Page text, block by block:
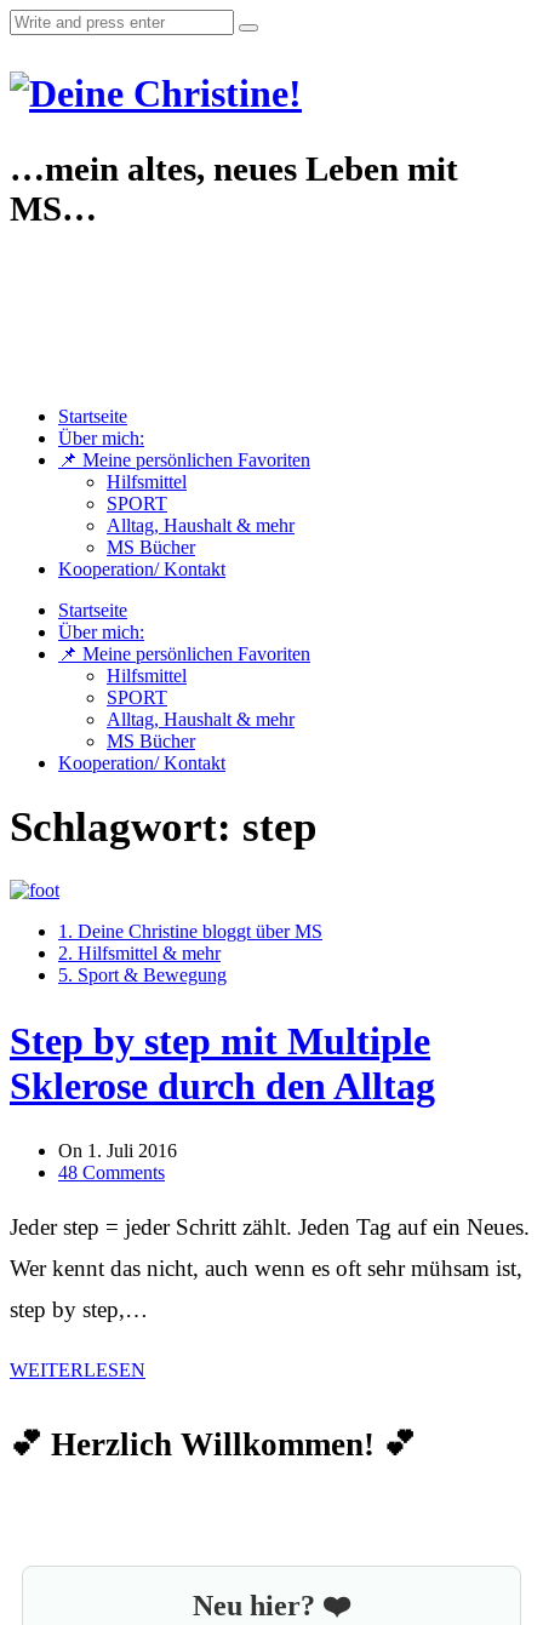
…mein altes, neues Leben mit
MS…
Startseite
Über mich:
📌 Meine persönlichen Favoriten
Hilfsmittel
SPORT
Alltag, Haushalt & mehr
MS Bücher
Kooperation/ Kontakt
Startseite
Über mich:
📌 Meine persönlichen Favoriten
Hilfsmittel
SPORT
Alltag, Haushalt & mehr
MS Bücher
Kooperation/ Kontakt
Schlagwort: step
1. Deine Christine bloggt über MS
2. Hilfsmittel & mehr
5. Sport & Bewegung
Step by step mit Multiple
Sklerose durch den Alltag
On 1. Juli 2016
48 Comments
Jeder step = jeder Schritt zählt. Jeden Tag auf ein Neues.
Wer kennt das nicht, auch wenn es oft sehr mühsam ist,
step by step,…
WEITERLESEN
💕 Herzlich Willkommen! 💕
Neu hier? ❤️